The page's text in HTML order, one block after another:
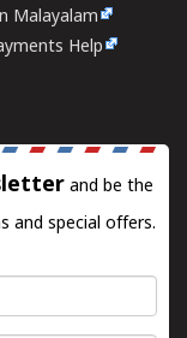
Malayalam
Help
and be the
and special offers.